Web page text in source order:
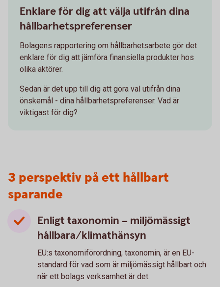
Enklare för dig att välja utifrån dina
hållbarhetspreferenser
Bolagens rapportering om hållbarhetsarbete gör det
enklare för dig att jämföra finansiella produkter hos
olika aktörer.
Sedan är det upp till dig att göra val utifrån dina
önskemål - dina hållbarhetspreferenser. Vad är
viktigast för dig?
3 perspektiv på ett hållbart
sparande
Enligt taxonomin – miljömässigt
hållbara/klimathänsyn
EU:s taxonomiförordning, taxonomin, är en EU-
standard för vad som är miljömässigt hållbart och
när ett bolags verksamhet är det.